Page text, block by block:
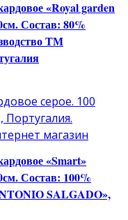
«Royal garden
Состав: 80%
ТМ
«Smart»
Состав: 100%
SALGADO»,